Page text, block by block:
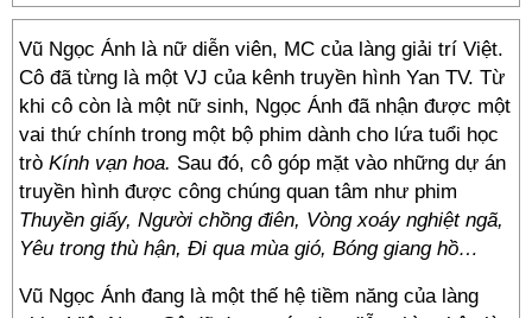
Vũ Ngọc Ánh là nữ diễn viên, MC của làng giải trí Việt.
Cô đã từng là một VJ của kênh truyền hình Yan TV. Từ
khi cô còn là một nữ sinh, Ngọc Ánh đã nhận được một
vai thứ chính trong một bộ phim dành cho lứa tuổi học
trò Kính vạn hoa. Sau đó, cô góp mặt vào những dự án
truyền hình được công chúng quan tâm như phim
Thuyền giấy, Người chồng điên, Vòng xoáy nghiệt ngã,
Yêu trong thù hận, Đi qua mùa gió, Bóng giang hồ…
Vũ Ngọc Ánh đang là một thế hệ tiềm năng của làng